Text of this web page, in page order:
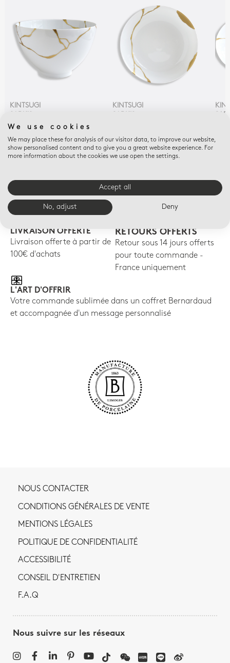
KINTSUGI
Saladier haut 27 cm
$1 175
KINTSUGI
$390
AVANTAGES E-
BOUTIQUE
LIVRAISON OFFERTE
Livraison offerte à partir de
100€ d'achats
RETOURS OFFERTS
Retour sous 14 jours offerts
pour toute commande -
France uniquement
L'ART D'OFFRIR
Votre commande sublimée dans un coffret Bernardaud
et accompagnée d'un message personnalisé
NOUS CONTACTER
CONDITIONS GÉNÉRALES DE VENTE
MENTIONS LÉGALES
POLITIQUE DE CONFIDENTIALITÉ
ACCESSIBILITÉ
CONSEIL D'ENTRETIEN
F.A.Q
Nous suivre sur les réseaux
We use cookies
We may place these for analysis of our visitor data, to improve our website,
show personalised content and to give you a great website experience. For
more information about the cookies we use open the settings.
Accept all
No, adjust Deny